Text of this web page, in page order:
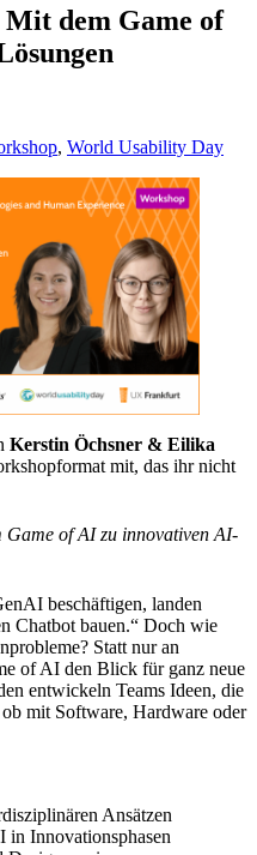
dem Game of
, World Usability Day
Kerstin Öchsner & Eilika
mit, das ihr nicht
Game of AI zu innovativen AI-
beschäftigen, landen
Chatbot bauen.“ Doch wie
Statt nur an
of AI den Blick für ganz neue
entwickeln Teams Ideen, die
mit Software, Hardware oder
Ansätzen
Innovationsphasen